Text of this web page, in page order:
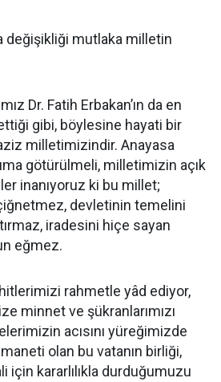
değişikliği mutlaka milletin
Dr. Fatih Erbakan’ın da en
gibi, böylesine hayati bir
milletimizindir. Anayasa
götürülmeli, milletimizin açık
inanıyoruz ki bu millet;
devletinin temelini
iradesini hiçe sayan
eğmez.
rahmetle yâd ediyor,
minnet ve şükranlarımızı
acısını yüreğimizde
olan bu vatanın birliği,
için kararlılıkla durduğumuzu